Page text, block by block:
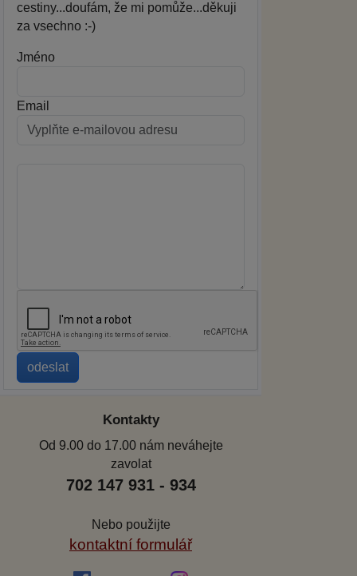
cestiny...doufám, že mi pomůže...děkuji
za vsechno :-)
Jméno
Email
Kontakty
Od 9.00 do 17.00 nám neváhejte
zavolat
702 147 931 - 934
Nebo použijte
kontaktní formulář